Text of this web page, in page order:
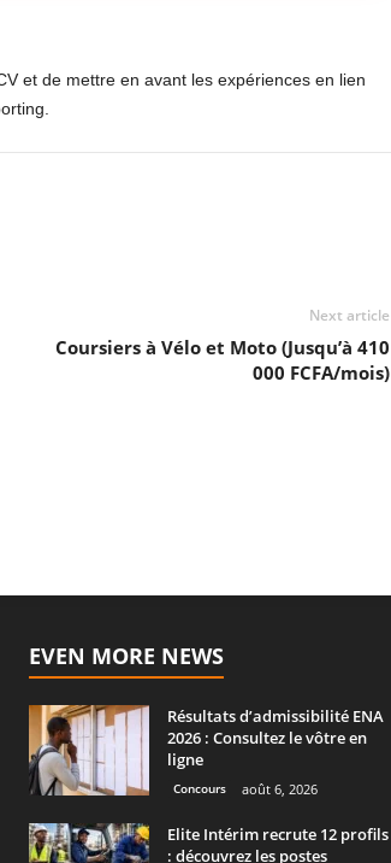
et de mettre en avant les expériences en lien
Next article
Coursiers à Vélo et Moto (Jusqu’à 410
000 FCFA/mois)
EVEN MORE NEWS
Résultats d’admissibilité ENA
2026 : Consultez le vôtre en
ligne
Concours août 6, 2026
Elite Intérim recrute 12 profils
: découvrez les postes